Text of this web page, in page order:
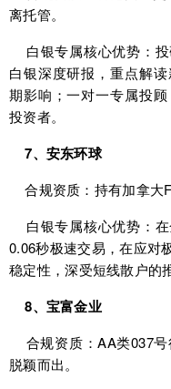
离托管。
白银专属核心优势：投
白银深度研报，重点解
期影响；一对一专属投
投资者。
7、安东环球
合规资质：持有加拿大
白银专属核心优势：
0.06秒极速交易，在应对
稳定性，深受短线散户的
8、宝富金业
合规资质：AA类037号
脱颖而出。